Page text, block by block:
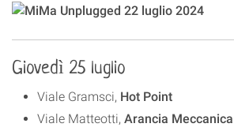
Giovedì 25 luglio
Viale Gramsci, Hot Point
Viale Matteotti, Arancia Meccanica